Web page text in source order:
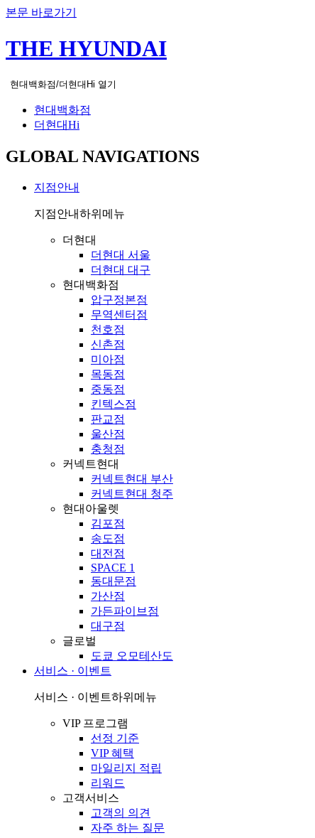
본문 바로가기
THE HYUNDAI
현대백화점/더현대Hi 열기
현대백화점
더현대Hi
GLOBAL NAVIGATIONS
지점안내
지점안내하위메뉴
더현대
더현대 서울
더현대 대구
현대백화점
압구정본점
무역센터점
천호점
신촌점
미아점
목동점
중동점
킨텍스점
판교점
울산점
충청점
커넥트현대
커넥트현대 부산
커넥트현대 청주
현대아울렛
김포점
송도점
대전점
SPACE 1
동대문점
가산점
가든파이브점
대구점
글로벌
도쿄 오모테산도
서비스 · 이벤트
서비스 · 이벤트하위메뉴
VIP 프로그램
선정 기준
VIP 혜택
마일리지 적립
리워드
고객서비스
고객의 의견
자주 하는 질문